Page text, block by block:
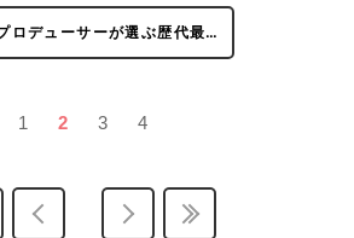
ロデューサーが選ぶ歴代最…
1 2 3 4